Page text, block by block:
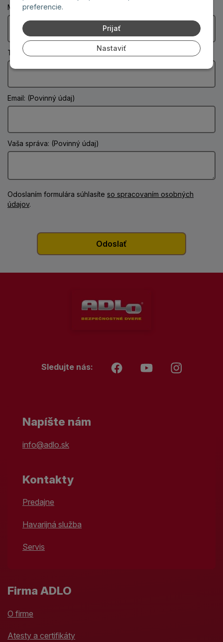
preferencie.
Prijať
Nastaviť
Mesto: (Povinný údaj)
Telefón:
Email: (Povinný údaj)
Vaša správa: (Povinný údaj)
Odoslaním formulára súhlasíte so spracovaním osobných
údajov.
Sledujte nás:
Napíšte nám
info@adlo.sk
Kontakty
Predajne
Havarijná služba
Servis
Firma ADLO
O firme
Atesty a certifikáty